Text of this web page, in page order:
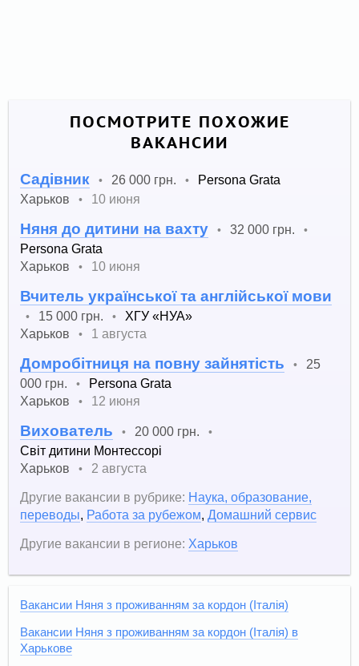
ПОСМОТРИТЕ ПОХОЖИЕ
ВАКАНСИИ
Садівник • 26 000 грн. •
Persona Grata
Харьков
• 10 июня
Няня до дитини на вахту • 32 000 грн. •
Persona Grata
Харьков
• 10 июня
Вчитель української та англійської мови
• 15 000 грн. •
ХГУ «НУА»
Харьков
• 1 августа
Домробітниця на повну зайнятість •
25
000 грн.
•
Persona Grata
Харьков
• 12 июня
Вихователь • 20 000 грн. •
Світ дитини Монтессорі
Харьков
•
2 августа
Другие вакансии в рубрике: Наука, образование,
переводы Работа за рубежом
Домашний сервис
Другие вакансии в регионе: Харьков
Вакансии Няня з проживанням за кордон (Італія)
Вакансии Няня з проживанням за кордон (Італія) в
Харькове